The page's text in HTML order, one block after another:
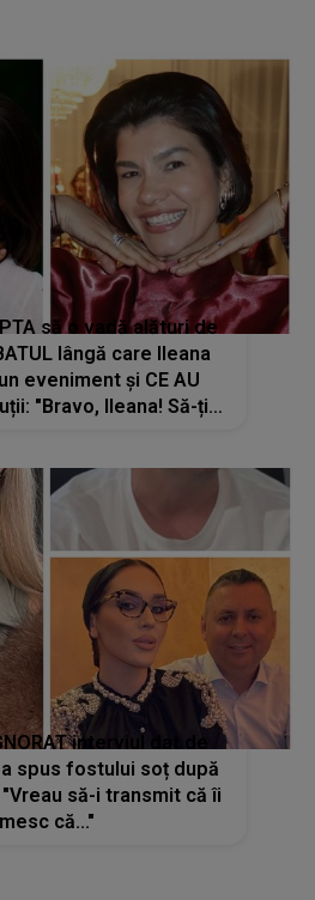
să o vadă alături de
lângă care Ileana
eveniment și CE AU
"Bravo, Ileana! Să-ți
interviul dat de
spus fostului soț după
"Vreau să-i transmit că îi
că..."